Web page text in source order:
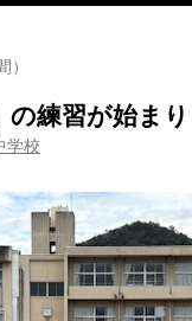
の練習が始ま
学校